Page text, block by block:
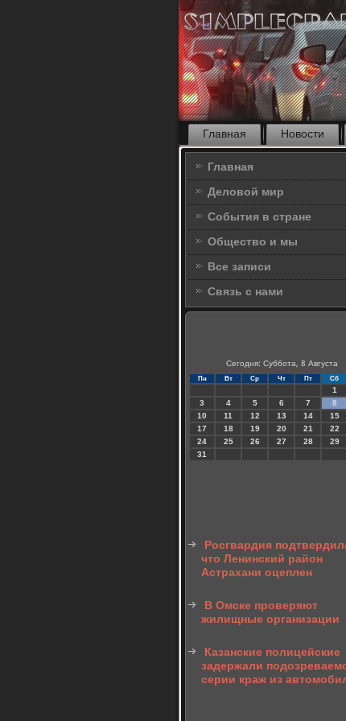
Главная Новости
Главная
Деловой мир
События в стране
Общество и мы
Все записи
Связь с нами
Сегодня: Суббота, 8 Августа
Пн Вт Ср Чт Пт Сб
1
3
4 5 6 7 8
10
11 12 13 14 15
17
18 19 20 21 22
24
25 26 27 28 29
31
Росгвардия
что Ленинский район
Астрахани оцеплен
В Омске проверяют
жилищные организации
Казанские полицейские
задержали
серии краж из